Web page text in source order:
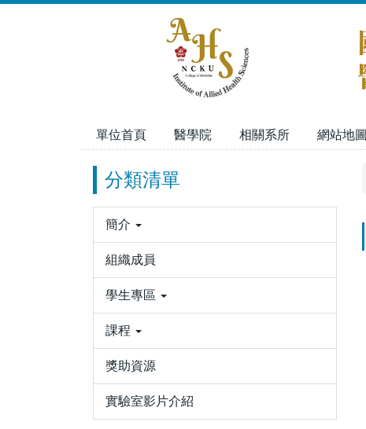
單位首頁 醫學院 相關系所 網站地圖
分類清單
簡介
組織成員
學生專區
課程
獎助資源
實驗室影片介紹